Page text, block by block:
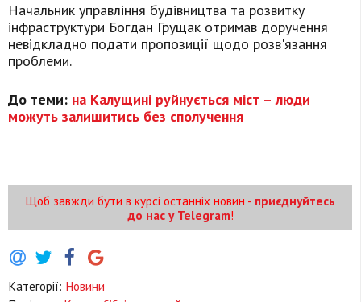
Начальник управління будівництва та розвитку
інфраструктури Богдан Грущак отримав доручення
невідкладно подати пропозиції щодо розв'язання
проблеми.
До теми: на Калущині руйнується міст – люди
можуть залишитись без сполучення
Щоб завжди бути в курсі останніх новин - приєднуйтесь
до нас у Telegram!
Категорії: Новини